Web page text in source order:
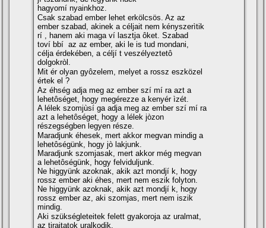
hagyomí nyainkhoz.
Csak szabad ember lehet erkölcsös. Az az
ember szabad, akinek a céljait nem kényszerìtik
rí , hanem aki maga ví lasztja ôket. Szabad
toví bbí az az ember, aki le is tud mondani,
célja érdekében, a céljí t veszélyeztetô
dolgokròl.
Mit ér olyan gyôzelem, melyet a rossz eszközel
értek el ?
Az éhség adja meg az ember szí mí ra azt a
lehetôséget, hogy megérezze a kenyér ìzét.
A lélek szomjùsí ga adja meg az ember szí mí ra
azt a lehetôséget, hogy a lélek jòzon
részegségben legyen része.
Maradjunk éhesek, mert akkor megvan mindig a
lehetôségünk, hogy jò lakjunk.
Maradjunk szomjasak, mert akkor még megvan
a lehetôségünk, hogy felviduljunk.
Ne higgyünk azoknak, akik azt mondjí k, hogy
rossz ember aki éhes, mert nem eszik folyton.
Ne higgyünk azoknak, akik azt mondjí k, hogy
rossz ember az, aki szomjas, mert nem iszik
mindig.
Aki szükségleteitek felett gyakoroja az uralmat,
az tirajtatok uralkodik.